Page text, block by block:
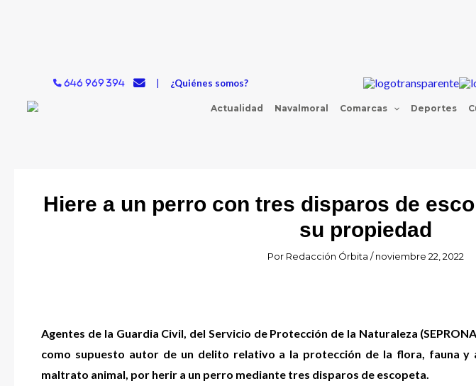
646 969 394 ¿Quiénes somos?
Actualidad Navalmoral Comarcas Deportes
Hiere a un perro con tres disparos de
su propiedad
Por Redacción Órbita/noviembre 22, 2022
Agentes de la Guardia Civil, del Servicio de Protección de la Naturaleza
como supuesto autor de un delito relativo a la protección de la flora, fauna y
maltrato animal, por herir a un perro mediante tres disparos de escopeta.